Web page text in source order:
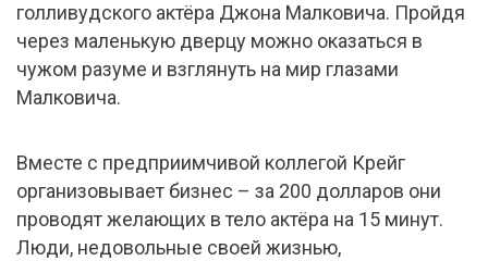
голливудского актёра Джона Малковича. Пройдя
через маленькую дверцу можно оказаться в
чужом разуме и взглянуть на мир глазами
Малковича.
Вместе с предприимчивой коллегой Крейг
организовывает бизнес – за 200 долларов они
проводят желающих в тело актёра на 15 минут.
Люди, недовольные своей жизнью,